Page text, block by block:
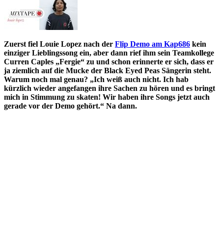
Zuerst fiel Louie Lopez nach der Flip Demo am Kap686 kein
einziger Lieblingssong ein, aber dann rief ihm sein Teamkollege
Curren Caples „Fergie“ zu und schon erinnerte er sich, dass er
ja ziemlich auf die Mucke der Black Eyed Peas Sängerin steht.
Warum noch mal genau? „Ich weiß auch nicht. Ich hab
kürzlich wieder angefangen ihre Sachen zu hören und es bringt
mich in Stimmung zu skaten! Wir haben ihre Songs jetzt auch
gerade vor der Demo gehört.“ Na dann.